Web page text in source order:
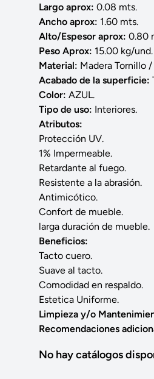
Largo aprox: 0.08 mts.
Ancho aprox: 1.60 mts.
Alto/Espesor aprox: 0.80
Peso Aprox: 15.00 kg/und.
Material: Madera Tornillo
Acabado de la superficie:
Color: AZUL.
Tipo de uso: Interiores.
Atributos:
Protección UV.
1% Impermeable.
Retardante al fuego.
Resistente a la abrasión.
Antimicótico.
Confort de mueble.
larga duración de mueble.
Beneficios:
Tacto cuero.
Suave al tacto.
Comodidad en respaldo.
Estetica Uniforme.
Limpieza y/o
Recomendaciones
No hay catálogos